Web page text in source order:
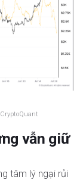
vẫn giữ
tâm lý ngại rủi